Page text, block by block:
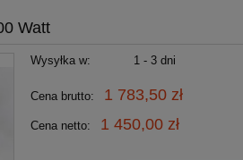
Watt
Wysyłka w: 1 - 3 dni
Cena brutto: 1 783,50 zł
Cena netto: 1 450,00 zł